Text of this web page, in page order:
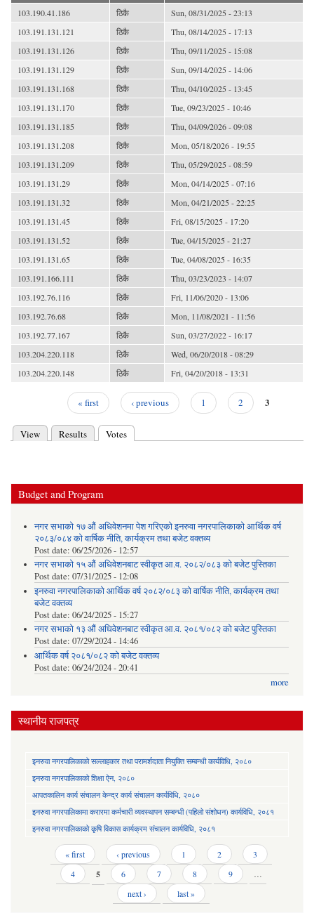
103.190.41.186 ठिकै
Sun, 08/31/2025 - 23:13
103.191.131.121
ठिकै
Thu, 08/14/2025 - 17:13
103.191.131.126
ठिकै
Thu, 09/11/2025 - 15:08
103.191.131.129
ठिकै
Sun, 09/14/2025 - 14:06
103.191.131.168
ठिकै
Thu, 04/10/2025 - 13:45
103.191.131.170
ठिकै
Tue, 09/23/2025 - 10:46
103.191.131.185
ठिकै
Thu, 04/09/2026 - 09:08
103.191.131.208
ठिकै
Mon, 05/18/2026 - 19:55
103.191.131.209
ठिकै
Thu, 05/29/2025 - 08:59
103.191.131.29
ठिकै
Mon, 04/14/2025 - 07:16
103.191.131.32
ठिकै
Mon, 04/21/2025 - 22:25
103.191.131.45
ठिकै
Fri, 08/15/2025 - 17:20
103.191.131.52
ठिकै
Tue, 04/15/2025 - 21:27
103.191.131.65
ठिकै
Tue, 04/08/2025 - 16:35
103.191.166.111
ठिकै
Thu, 03/23/2023 - 14:07
103.192.76.116
ठिकै
Fri, 11/06/2020 - 13:06
103.192.76.68
ठिकै
Mon, 11/08/2021 - 11:56
103.192.77.167
ठिकै
Sun, 03/27/2022 - 16:17
103.204.220.118
ठिकै
Wed, 06/20/2018 - 08:29
103.204.220.148
ठिकै Fri, 04/20/2018 - 13:31
« first ‹ previous 1 2 3
View Results Votes
Budget and Program
नगर सभाको १७ औं अधिवेशनमा पेश गरिएको इनरुवा नगरपालिकाको आर्थिक वर्ष
२०८३/०८४ को वार्षिक नीति, कार्यक्रम तथा बजेट वक्तव्य
Post date: 06/25/2026 - 12:57
नगर सभाको १५ औं अधिवेशनबाट स्वीकृत आ.व. २०८२/०८३ को बजेट पुस्तिका
Post date: 07/31/2025 - 12:08
इनरुवा नगरपालिकाको आर्थिक वर्ष २०८२/०८३ को वार्षिक नीति, कार्यक्रम तथा
बजेट वक्तव्य
Post date: 06/24/2025 - 15:27
नगर सभाको १३ औं अधिवेशनबाट स्वीकृत आ.व. २०८१/०८२ को बजेट पुस्तिका
Post date: 07/29/2024 - 14:46
आर्थिक वर्ष २०८१/०८२ को बजेट वक्तव्य
Post date: 06/24/2024 - 20:41
more
स्थानीय राजपत्र
इनरुवा नगरपालिकाको सल्लाहकार तथा परामर्शदाता नियुक्ति सम्बन्धी कार्यविधि, २०८०
इनरुवा नगरपालिकाको शिक्षा ऐन, २०८०
आपतकालिन कार्य संचालन केन्द्र कार्य संचालन कार्यविधि, २०८०
इनरुवा नगरपालिकामा करारमा कर्मचारी व्यवस्थापन सम्बन्धी (पहिलो संशोधन) कार्यविधि, २०८१
इनरुवा नगरपालिकाको कृषि विकास कार्यक्रम संचालन कार्यविधि, २०८१
« first ‹ previous 1 2
3
4
5 6 7 8 9
…
next ›
last »